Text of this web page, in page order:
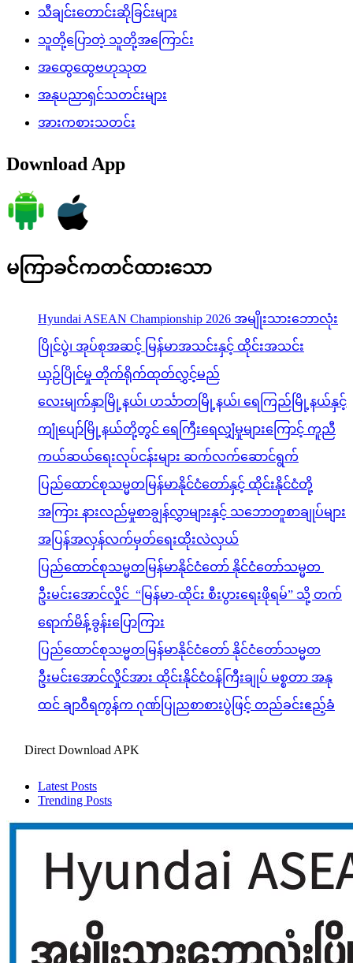
သီချင်းတောင်းဆိုခြင်းများ
သူတို့ပြောတဲ့ သူတို့အကြောင်း
အထွေထွေဗဟုသုတ
အနုပညာရှင်သတင်းများ
အားကစားသတင်း
Download App
မကြာခင်ကတင်ထားသော
Hyundai ASEAN Championship 2026 အမျိုးသားဘောလုံး
ပြိုင်ပွဲ၊ အုပ်စုအဆင့် မြန်မာအသင်းနှင့် ထိုင်းအသင်း
ယှဉ်ပြိုင်မှု တိုက်ရိုက်ထုတ်လွှင့်မည်
လေးမျက်နှာမြို့နယ်၊ ဟင်္သာတမြို့နယ်၊ ရေကြည်မြို့နယ်နှင့်
ကျုံပျော်မြို့နယ်တို့တွင် ရေကြီးရေလျှံမှုများကြောင့် ကူညီ
ကယ်ဆယ်ရေးလုပ်ငန်းများ ဆက်လက်ဆောင်ရွက်
ပြည်ထောင်စုသမ္မတမြန်မာနိုင်ငံတော်နှင့် ထိုင်းနိုင်ငံတို့
အကြား နားလည်မှုစာချွန်လွှာများနှင့် သဘောတူစာချုပ်များ
အပြန်အလှန်လက်မှတ်ရေးထိုးလဲလှယ်
ပြည်ထောင်စုသမ္မတမြန်မာနိုင်ငံတော် နိုင်ငံတော်သမ္မတ
ဦးမင်းအောင်လှိုင် “မြန်မာ-ထိုင်း စီးပွားရေးဖိုရမ်” သို့ တက်
ရောက်မိန့်ခွန်းပြောကြား
ပြည်ထောင်စုသမ္မတမြန်မာနိုင်ငံတော် နိုင်ငံတော်သမ္မတ
ဦးမင်းအောင်လှိုင်အား ထိုင်းနိုင်ငံဝန်ကြီးချုပ် မစ္စတာ အနု
ထင် ချာဝီရကွန်က ဂုဏ်ပြုညစာစားပွဲဖြင့် တည်ခင်းဧည့်ခံ
Direct Download APK
Latest Posts
Trending Posts